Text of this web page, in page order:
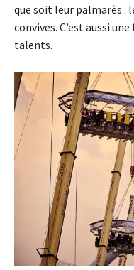
que soit leur palmarès :
convives. C’est aussi
talents.